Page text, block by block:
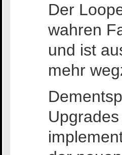
Der
wahren
und ist
mehr